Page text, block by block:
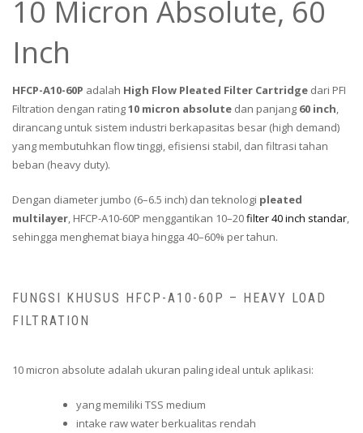
10 Micron Absolute, 60
Inch
HFCP-A10-60P adalah High Flow Pleated Filter Cartridge dari PFI
Filtration dengan rating10 micron absolute dan panjang 60 inch,
dirancang untuk sistem industri berkapasitas besar (high demand)
yang membutuhkan flow tinggi, efisiensi stabil, dan filtrasi tahan
beban (heavy duty).
Dengan diameter jumbo (6–6.5 inch) dan teknologi pleated
multilayer, HFCP-A10-60P menggantikan 10–20filter 40 inch standar,
sehingga menghemat biaya hingga 40–60% per tahun.
FUNGSI KHUSUS HFCP-A10-60P – HEAVY LOAD
FILTRATION
10 micron absolute adalah ukuran paling ideal untuk aplikasi:
yang memiliki TSS medium
intake raw water berkualitas rendah